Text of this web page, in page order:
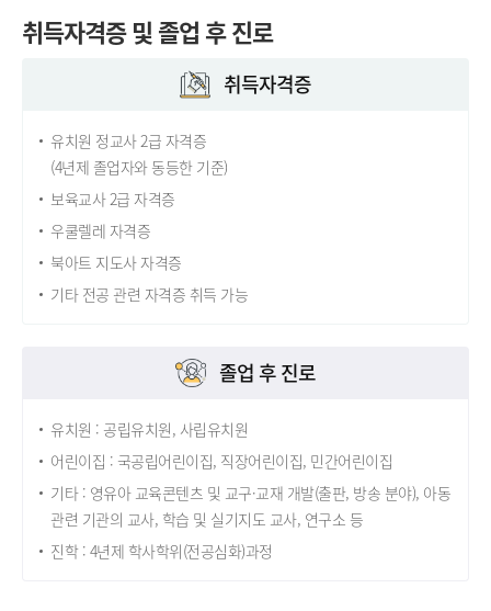
취득자격증 및 졸업 후 진로
취득자격증
유치원 정교사 2급 자격증
(4년제 졸업자와 동등한 기준)
보육교사 2급 자격증
우쿨렐레 자격증
북아트 지도사 자격증
기타 전공 관련 자격증 취득 가능
졸업 후 진로
유치원 : 공립유치원, 사립유치원
어린이집 : 국공립어린이집, 직장어린이집, 민간어린이집
기타 : 영유아 교육콘텐츠 및 교구·교재 개발(출판, 방송 분야), 아동
관련 기관의 교사, 학습 및 실기지도 교사, 연구소 등
진학 : 4년제 학사학위(전공심화)과정